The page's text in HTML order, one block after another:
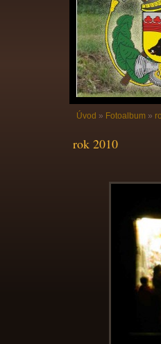
Úvod » Fotoalbum »
rok 2010